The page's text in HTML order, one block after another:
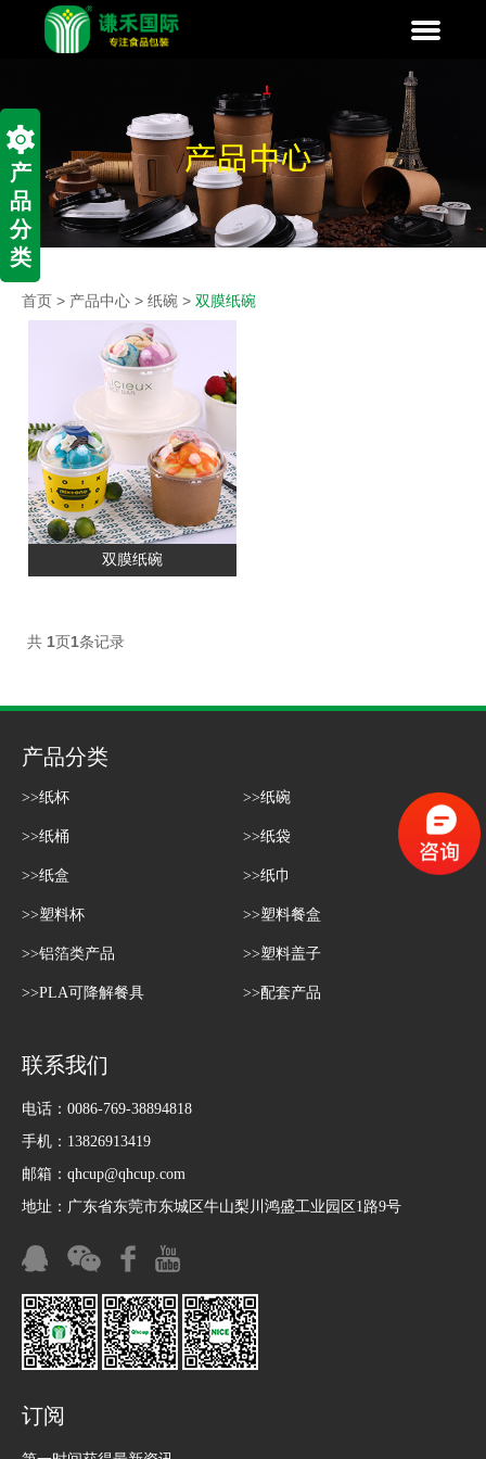
产
品
分
类
首页 > 产品中心 >纸碗 >双膜纸碗
双膜纸碗
共 1页1条记录
产品分类
>>纸杯 >>纸碗
>>纸桶 >>纸袋
>>纸盒 >>纸巾
>>塑料杯 >>塑料餐盒
>>铝箔类产品 >>塑料盖子
>>PLA可降解餐具 >>配套产品
联系我们
电话：0086-769-38894818
手机：13826913419
邮箱：qhcup@qhcup.com
地址：广东省东莞市东城区牛山梨川鸿盛工业园区1路9号
订阅